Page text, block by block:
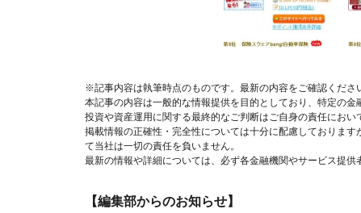
※記事内容は執筆時点のものです。最新の内容をご確認くださ
本記事の内容は一般的な情報提供を目的としており、特定の金
投資や資産運用に関する最終的なご判断はご自身の責任におい
掲載情報の正確性・完全性については十分に配慮しておりま
て当社は一切の責任を負いません。
最新の情報や詳細については、必ず各金融機関やサービス提供
【編集部からのお知らせ】